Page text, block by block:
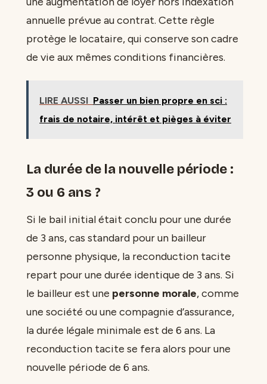
annuelle prévue au contrat. Cette règle
protège le locataire, qui conserve son cadre
de vie aux mêmes conditions financières.
LIRE AUSSI Passer un bien propre en sci :
frais de notaire, intérêt et pièges à éviter
La durée de la nouvelle période :
3 ou 6 ans ?
Si le bail initial était conclu pour une durée
de 3 ans, cas standard pour un bailleur
personne physique, la reconduction tacite
repart pour une durée identique de 3 ans. Si
le bailleur est une personne morale, comme
une société ou une compagnie d’assurance,
la durée légale minimale est de 6 ans. La
reconduction tacite se fera alors pour une
nouvelle période de 6 ans.